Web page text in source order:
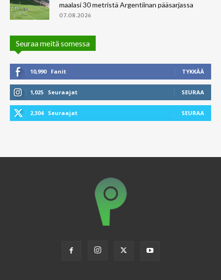
maalasi 30 metristä Argentiinan pääsarjassa
07.08.2026
Seuraa meitä somessa
10,990 Fanit TYKKÄÄ
1,025 Seuraajat SEURAA
2,304 Seuraajat SEURAA